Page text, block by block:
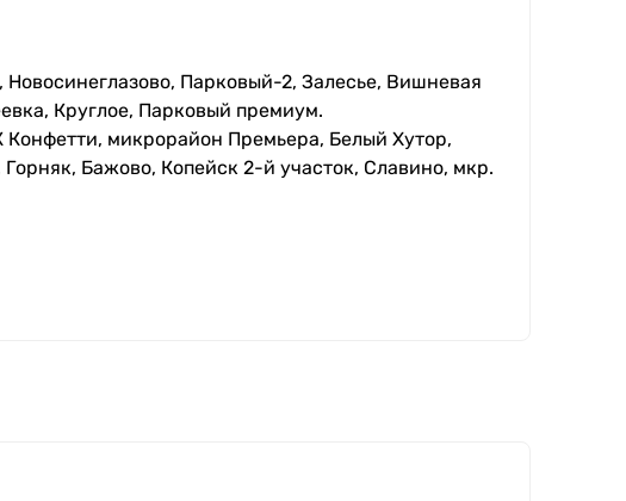
Парковый-2, Залесье, Вишневая
Круглое, Парковый премиум.
микрорайон Премьера, Белый Хутор,
Бажово, Копейск 2-й участок, Славино, мкр.